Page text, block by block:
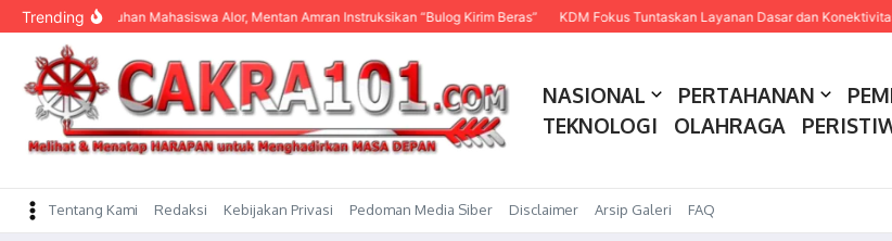
content
Trending
Keluhan Mahasiswa Alor, Mentan Amran Instruksikan “Bulog Kirim Beras” KDM Fokus Tuntaskan Layanan Dasar dan Konektivitas Jawa
NASIONAL PERTAHANAN
TEKNOLOGI
OLAHRAGA
Tentang Kami Redaksi Kebijakan Privasi Pedoman Media Siber Disclaimer Arsip Galeri FAQ